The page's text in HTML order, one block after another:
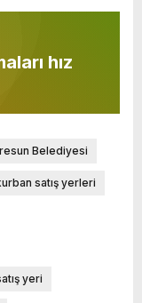
hız
Belediyesi
satış yerleri
yeri